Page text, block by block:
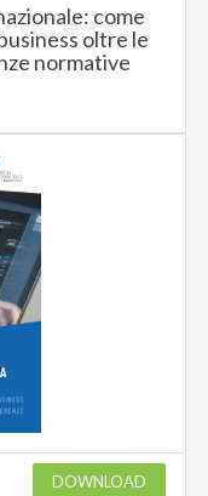
come
oltre le
normative
DOWNLOAD